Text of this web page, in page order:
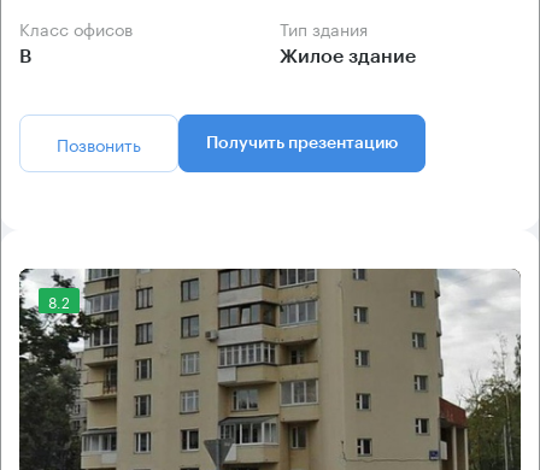
Класс офисов
B
Тип здания
Жилое здание
Позвонить Получить презентацию
8.2